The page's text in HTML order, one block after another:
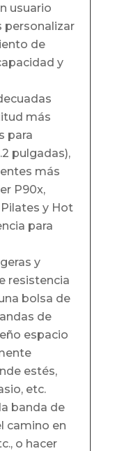
usuario
personalizar
de
y
más
para
pulgadas),
más
P90x,
Pilates y Hot
para
y
resistencia
bolsa de
de
espacio
estés,
etc.
banda de
camino en
o hacer